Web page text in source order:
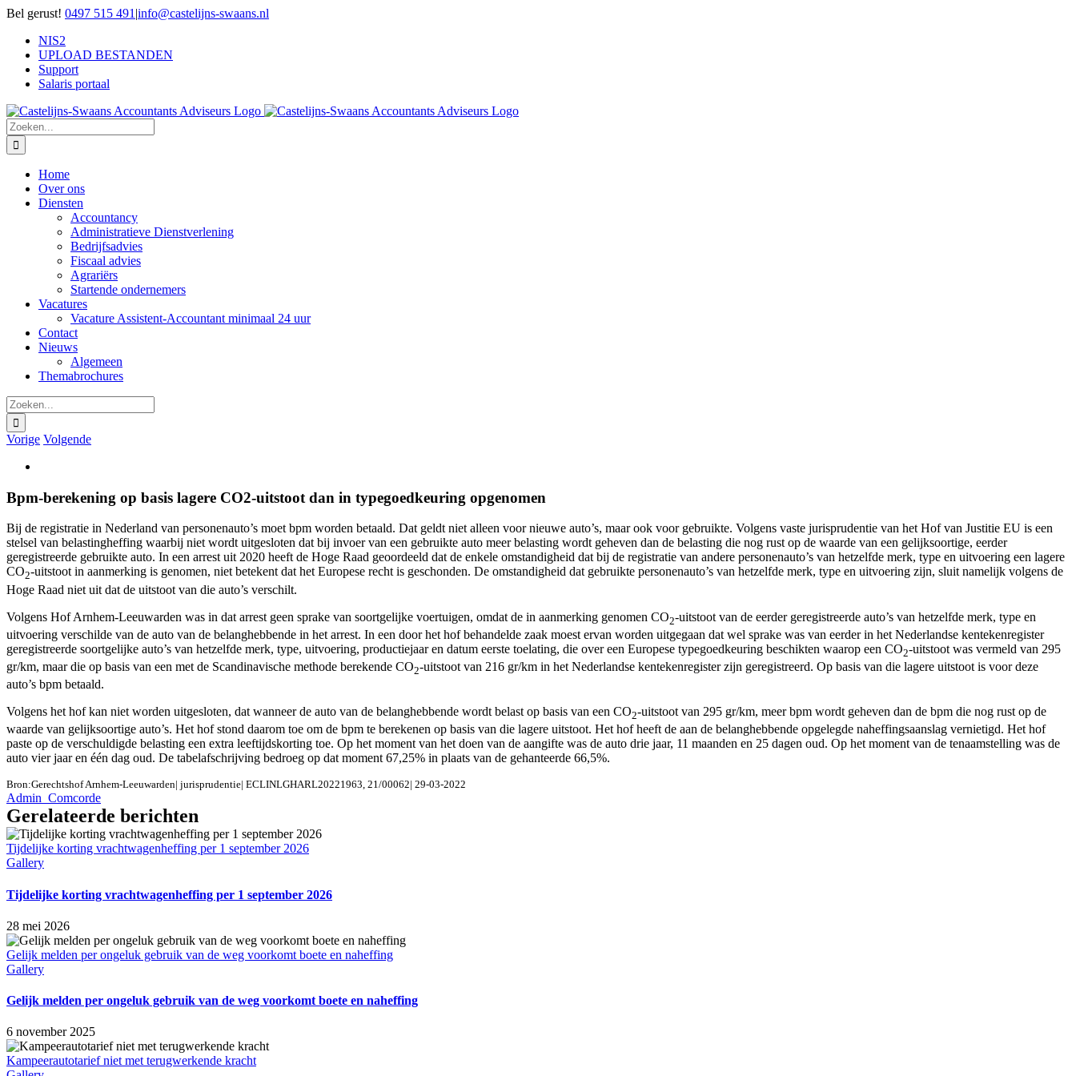
Ga
inhoud
Bel gerust! 0497 515 491 |info@castelijns-swaans.nl
NIS2
UPLOAD BESTANDEN
Support
Salaris portaal
Zoeken
naar:
Home
Over ons
Diensten
Accountancy
Administratieve Dienstverlening
Bedrijfsadvies
Fiscaal advies
Agrariërs
Startende ondernemers
Vacatures
Vacature Assistent-Accountant minimaal 24 uur
Contact
Nieuws
Algemeen
Themabrochures
Zoeken
naar:
Vorige Volgende
afbeelding
Bpm-berekening op basis lagere CO2-uitstoot dan in typegoedkeuring opgenomen
Bij de registratie in Nederland van personenauto’s moet bpm worden betaald. Dat geldt niet alleen voor nieuwe auto’s, maar ook voor gebruikte. Volgens vaste jurisprudentie van het Hof van Justitie EU is een
stelsel van belastingheffing waarbij niet wordt uitgesloten dat bij invoer van een gebruikte auto meer belasting wordt geheven dan de belasting die nog rust op de waarde van een gelijksoortige, eerder
geregistreerde gebruikte auto. In een arrest uit 2020 heeft de Hoge Raad geoordeeld dat de enkele omstandigheid dat bij de registratie van andere personenauto’s van hetzelfde merk, type en uitvoering een lagere
CO2-uitstoot in aanmerking is genomen, niet betekent dat het Europese recht is geschonden. De omstandigheid dat gebruikte personenauto’s van hetzelfde merk, type en uitvoering zijn, sluit namelijk volgens de
Hoge Raad niet uit dat de uitstoot van die auto’s verschilt.
Volgens Hof Arnhem-Leeuwarden was in dat arrest geen sprake van soortgelijke voertuigen, omdat de in aanmerking genomen CO2-uitstoot van de eerder geregistreerde auto’s van hetzelfde merk, type en
uitvoering verschilde van de auto van de belanghebbende in het arrest. In een door het hof behandelde zaak moest ervan worden uitgegaan dat wel sprake was van eerder in het Nederlandse kentekenregister
geregistreerde soortgelijke auto’s van hetzelfde merk, type, uitvoering, productiejaar en datum eerste toelating, die over een Europese typegoedkeuring beschikten waarop een CO2-uitstoot was vermeld van 295
gr/km, maar die op basis van een met de Scandinavische methode berekende CO2-uitstoot van 216 gr/km in het Nederlandse kentekenregister zijn geregistreerd. Op basis van die lagere uitstoot is voor deze
auto’s bpm betaald.
Volgens het hof kan niet worden uitgesloten, dat wanneer de auto van de belanghebbende wordt belast op basis van een CO2-uitstoot van 295 gr/km, meer bpm wordt geheven dan de bpm die nog rust op de
waarde van gelijksoortige auto’s. Het hof stond daarom toe om de bpm te berekenen op basis van die lagere uitstoot. Het hof heeft de aan de belanghebbende opgelegde naheffingsaanslag vernietigd. Het hof
paste op de verschuldigde belasting een extra leeftijdskorting toe. Op het moment van het doen van de aangifte was de auto drie jaar, 11 maanden en 25 dagen oud. Op het moment van de tenaamstelling was de
auto vier jaar en één dag oud. De tabelafschrijving bedroeg op dat moment 67,25% in plaats van de gehanteerde 66,5%.
Bron:Gerechtshof Arnhem-Leeuwarden| jurisprudentie| ECLINLGHARL20221963, 21/00062| 29-03-2022
Admin_Comcorde
Gerelateerde berichten
Tijdelijke korting vrachtwagenheffing per 1 september 2026
Gallery
Tijdelijke korting vrachtwagenheffing per 1 september 2026
28 mei 2026
Gelijk melden per ongeluk gebruik van de weg voorkomt boete en naheffing
Gallery
Gelijk melden per ongeluk gebruik van de weg voorkomt boete en naheffing
6 november 2025
Kampeerautotarief niet met terugwerkende kracht